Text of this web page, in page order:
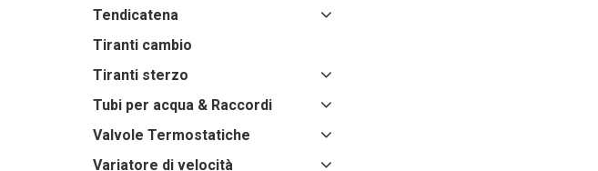
Tendicatena
Tiranti cambio
Tiranti sterzo
Tubi per acqua & Raccordi
Valvole Termostatiche
Variatore di velocità